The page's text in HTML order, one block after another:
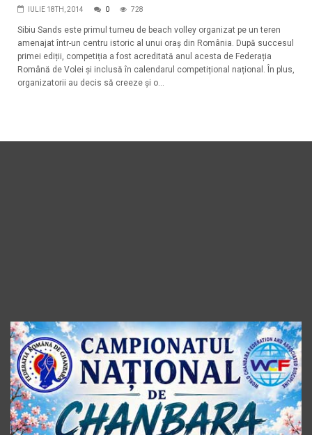
IULIE 18TH, 2014 0 728
Sibiu Sands este primul turneu de beach volley organizat pe un teren
amenajat într-un centru istoric al unui oraș din România. După succesul
primei ediții, competiția a fost acreditată anul acesta de Federația
Română de Volei și inclusă în calendarul competițional național. În plus,
organizatorii au decis să creeze și o...